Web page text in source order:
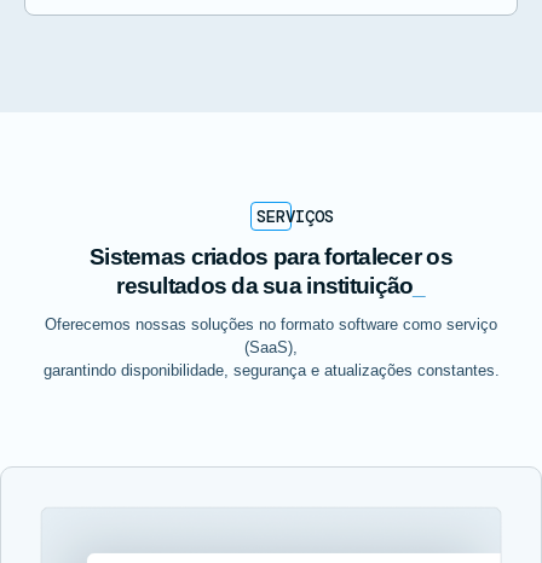
SERVIÇOS
Sistemas criados para fortalecer os
resultados da sua instituição
Oferecemos nossas soluções no formato software como serviço
(SaaS),
garantindo disponibilidade, segurança e atualizações constantes.